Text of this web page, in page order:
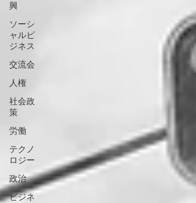
興
ソーシ
ャルビ
ジネス
交流会
人権
社会政
策
労働
テクノ
ロジー
政治
ビジネ